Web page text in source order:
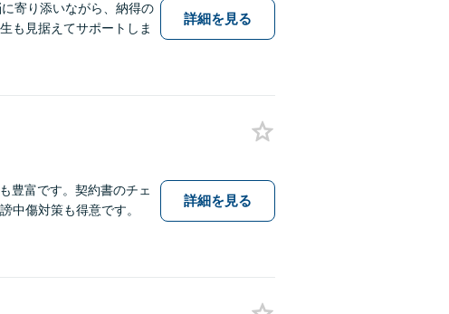
寄り添いながら、納得の
も見据えてサポートしま
詳細を見る
豊富です。契約書のチェ
中傷対策も得意です。
詳細を見る